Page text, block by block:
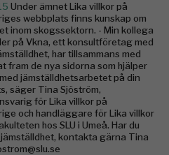
Under ämnet Lika villkor på
webbplats finns kunskap om
inom skogssektorn. - Min kollega
på Vkna, ett konsultföretag med
har tillsammans med
fram de nya sidorna som hjälper
jämställdhetsarbetet på din
säger Tina Sjöström,
för Lika villkor på
och handläggare för Lika villkor
hos SLU i Umeå. Har du
kontakta gärna Tina